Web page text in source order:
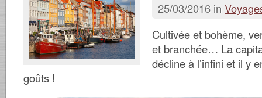
25/03/2016 in
Cultivée et bohème,
et branchée… La
décline à l’infini et il y
goûts !